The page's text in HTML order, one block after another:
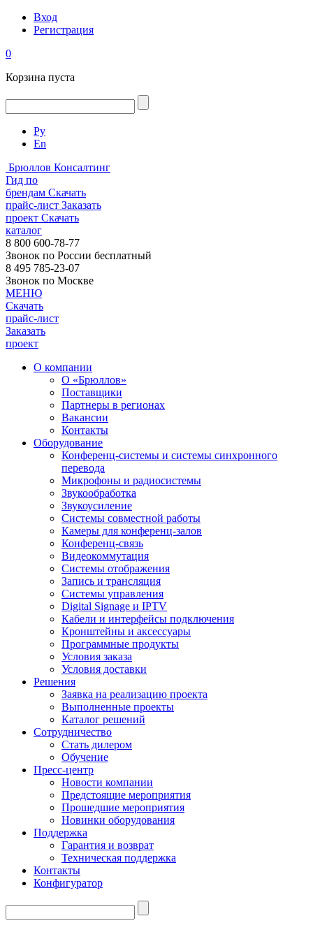
Вход
Регистрация
0
Корзина пуста
Ру
En
Брюллов Консалтинг
Гид по
брендам Скачать
прайс-лист Заказать
проект Скачать
каталог
8 800 600-78-77
Звонок по России бесплатный
8 495 785-23-07
Звонок по Москве
МЕНЮ
Скачать
прайс-лист
Заказать
проект
О компании
О «Брюллов»
Поставщики
Партнеры в регионах
Вакансии
Контакты
Оборудование
Конференц-системы и системы синхронного
перевода
Микрофоны и радиосистемы
Звукообработка
Звукоусиление
Системы совместной работы
Камеры для конференц-залов
Конференц-связь
Видеокоммутация
Системы отображения
Запись и трансляция
Системы управления
Digital Signage и IPTV
Кабели и интерфейсы подключения
Кронштейны и аксессуары
Программные продукты
Условия заказа
Условия доставки
Решения
Заявка на реализацию проекта
Выполненные проекты
Каталог решений
Сотрудничество
Стать дилером
Обучение
Пресс-центр
Новости компании
Предстоящие мероприятия
Прошедшие мероприятия
Новинки оборудования
Поддержка
Гарантия и возврат
Техническая поддержка
Контакты
Конфигуратор